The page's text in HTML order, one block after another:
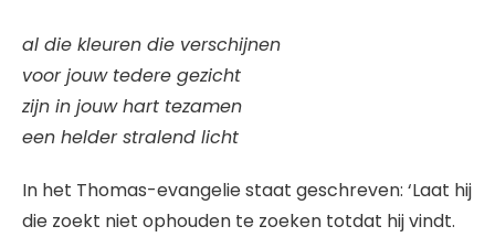
al die kleuren die verschijnen
voor jouw tedere gezicht
zijn in jouw hart tezamen
een helder stralend licht
In het Thomas-evangelie staat geschreven: ‘Laat hij
die zoekt niet ophouden te zoeken totdat hij vindt.